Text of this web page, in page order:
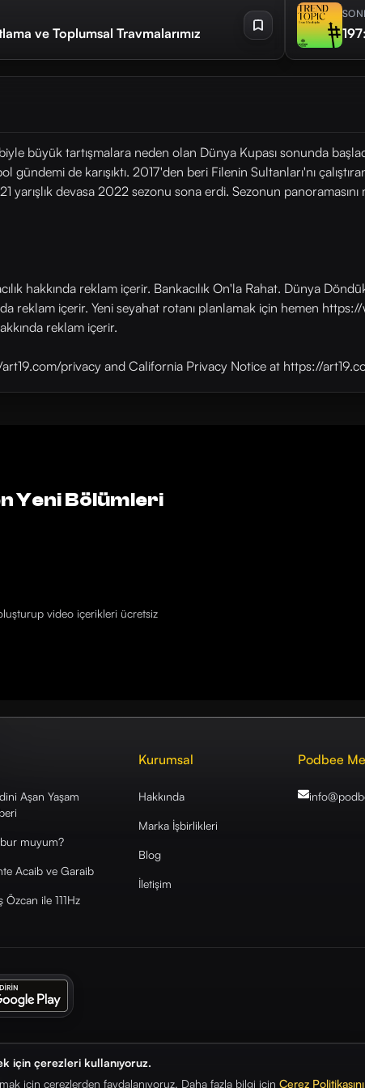
için çerezleri kullanıyoruz.
için çerezlerden faydalanıyoruz. Daha fazla bilgi için Çerez Politikasını
ve Toplumsal Travmalarımız
büyük tartışmalara neden olan Dünya Kupası sonunda
gündemi de karışıktı. 2017'den beri Filenin Sultanları'nı
yarışlık devasa 2022 sezonu sona erdi. Sezonun
hakkında reklam içerir. Bankacılık On'la Rahat. Dünya
reklam içerir. Yeni seyahat rotanı planlamak için hemen
reklam içerir.
privacy and California Privacy Notice at https://
Yeni Bölümleri
video içerikleri ücretsiz
Aşan Yaşam
muyum?
Acaib ve Garaib
Özcan ile 111Hz
Kurumsal
Hakkında
Marka İşbirlikleri
Blog
İletişim
Podbee